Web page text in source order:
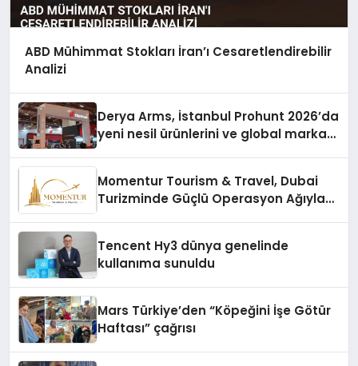
ABD Mühimmat Stokları İran’ı Cesaretlendirebilir
Analizi
Derya Arms, İstanbul Prohunt 2026’da
yeni nesil ürünlerini ve global marka
Momentur Tourism & Travel, Dubai
Turizminde Güçlü Operasyon Ağıyla
Tencent Hy3 dünya genelinde
kullanıma sunuldu
Mars Türkiye’den “Köpeğini İşe Götür
Haftası” çağrısı